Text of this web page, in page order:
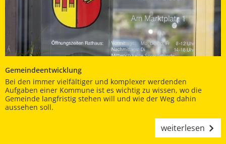
Gemeindeentwicklung
Bei den immer vielfältiger und komplexer werdenden
Aufgaben einer Kommune ist es wichtig zu wissen, wo die
Gemeinde langfristig stehen will und wie der Weg dahin
aussehen soll.
weiterlesen